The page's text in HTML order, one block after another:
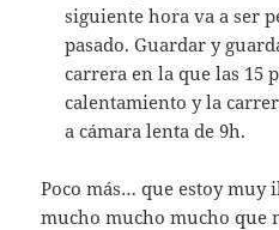
siguiente hora va a ser
pasado. Guardar y
carrera en la que las 15
calentamiento y la
a cámara lenta de 9h.
Poco más… que estoy muy
mucho mucho mucho que